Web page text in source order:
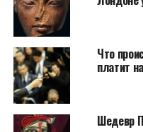
Что
платит
Шедевр